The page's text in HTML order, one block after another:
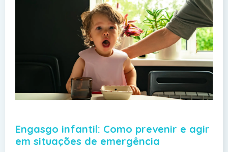
Engasgo infantil: Como prevenir e agir
em situações de emergência